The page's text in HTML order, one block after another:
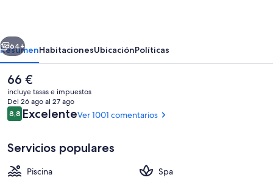
Granada
Una piscina cubierta, una piscina al
Siguiente
64+
ResumenHabitacionesUbicaciónPolíticas
El
precio
actual
es
de
66 €
incluye tasas e impuestos
Del 26 ago al 27 ago
Comentarios
8,88,8 de 10
ExcelenteVer 1001 comentarios
Servicios populares
Piscina
Spa